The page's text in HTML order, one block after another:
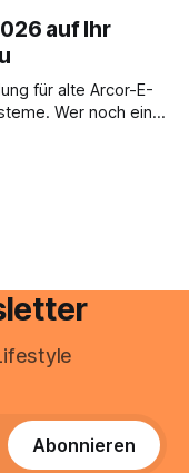
rund um
Leitfaden
Einstieg
auf Ihr
Wer noch eine
E-Mail & Cloud
Abonnieren